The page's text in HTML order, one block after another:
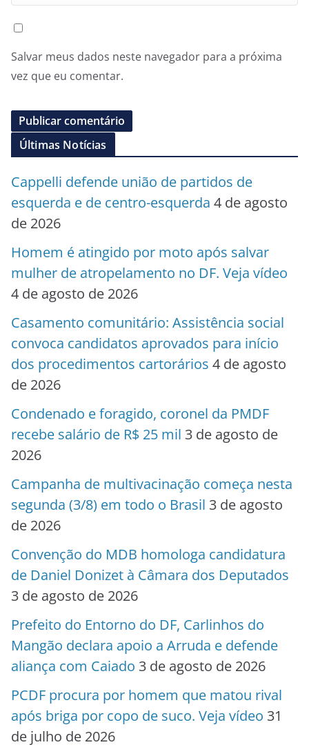
Salvar meus dados neste navegador para a próxima
vez que eu comentar.
Últimas Notícias
Cappelli defende união de partidos de
esquerda e de centro-esquerda 4 de agosto
de 2026
Homem é atingido por moto após salvar
mulher de atropelamento no DF. Veja vídeo
4 de agosto de 2026
Casamento comunitário: Assistência social
convoca candidatos aprovados para início
dos procedimentos cartorários 4 de agosto
de 2026
Condenado e foragido, coronel da PMDF
recebe salário de R$ 25 mil 3 de agosto de
2026
Campanha de multivacinação começa nesta
segunda (3/8) em todo o Brasil 3 de agosto
de 2026
Convenção do MDB homologa candidatura
de Daniel Donizet à Câmara dos Deputados
3 de agosto de 2026
Prefeito do Entorno do DF, Carlinhos do
Mangão declara apoio a Arruda e defende
aliança com Caiado 3 de agosto de 2026
PCDF procura por homem que matou rival
após briga por copo de suco. Veja vídeo 31
de julho de 2026